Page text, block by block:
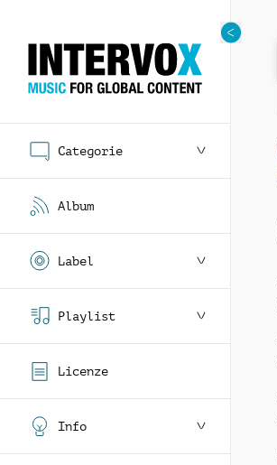
Categorie
Album
Label
Playlist
Licenze
Info